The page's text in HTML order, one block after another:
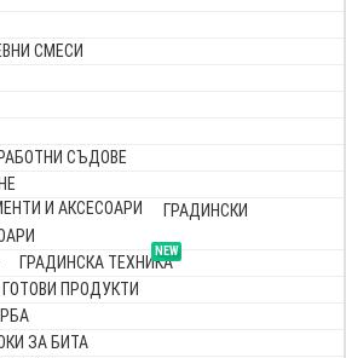
СМЕСИ
РАБОТНИ СЪДОВЕ
ГРАДИНСКИ
NEW
ГРАДИНСКА ТЕХНИКА
ГОТОВИ ПРОДУКТИ
ЗА БИТА